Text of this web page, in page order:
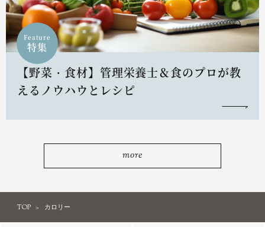
Feature
特集
【野菜・食材】管理栄養士＆食のプロが教
えるノウハウとレシピ
more
TOP カロリー